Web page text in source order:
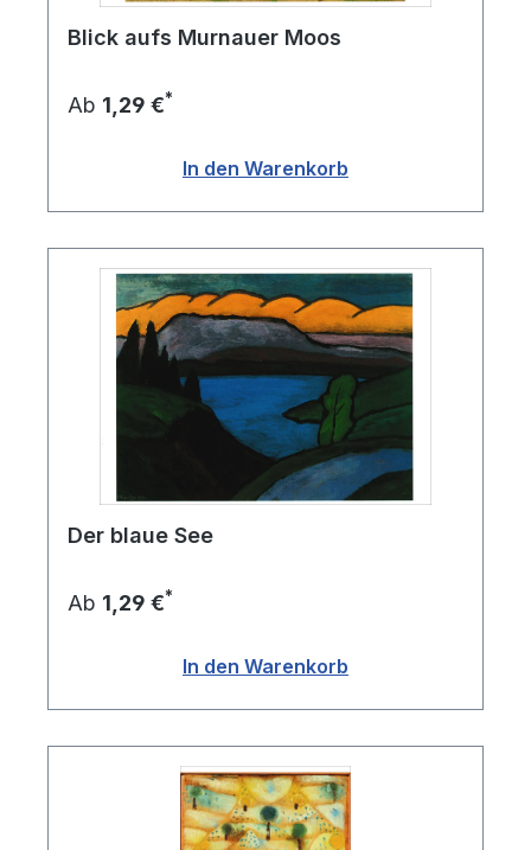
Blick aufs Murnauer Moos
Ab 1,29 €*
In den Warenkorb
Der blaue See
Ab 1,29 €*
In den Warenkorb